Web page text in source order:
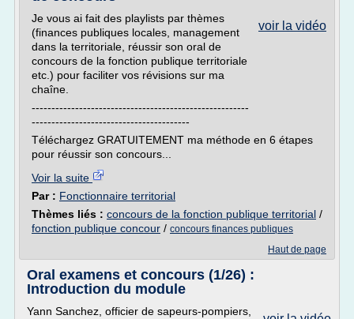
voir la vidéo
Je vous ai fait des playlists par thèmes
(finances publiques locales, management
dans la territoriale, réussir son oral de
concours de la fonction publique territoriale
etc.) pour faciliter vos révisions sur ma
chaîne.
-------------------------------------------------------
----------------------------------------
Téléchargez GRATUITEMENT ma méthode en 6 étapes
pour réussir son concours...
Voir la suite
Par : Fonctionnaire territorial
Thèmes liés : concours de la fonction publique territorial /
fonction publique concour / concours finances publiques
Haut de page
Oral examens et concours (1/26) :
Introduction du module
Yann Sanchez, officier de sapeurs-pompiers,